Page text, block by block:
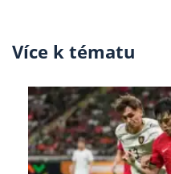
Více k tématu